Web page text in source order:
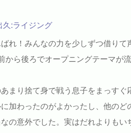
久:ライジング
れ！みんなの力を少しずつ借りて
から後ろでオープニングテーマが
まり捨て身で戦う息子をまっす
加わったのがよかったし、他の
の意外でした。実はだれよりもい